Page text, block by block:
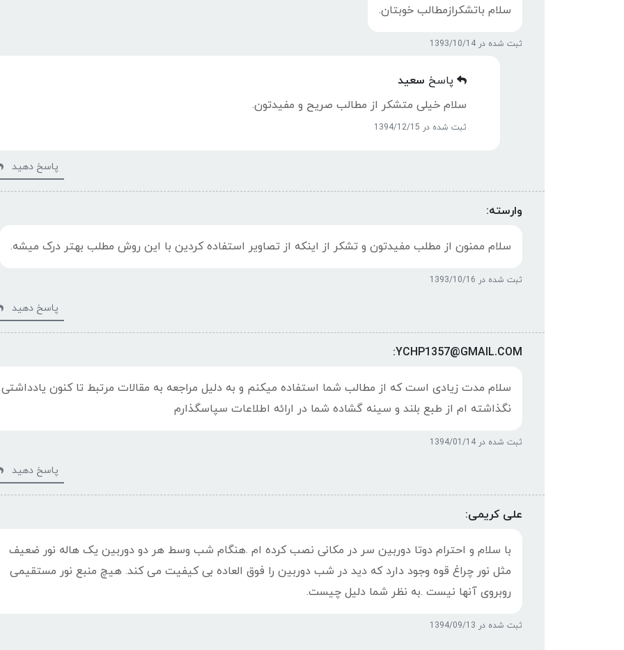
سلام باتشکرازمطالب خوبتان.
ثبت شده در 1393/10/14
پاسخ سعید
سلام خیلی متشکر از مطالب صریح و مفیدتون.
ثبت شده در 1394/12/15
پاسخ دهید
وارسته:
سلام ممنون از مطلب مفیدتون و تشکر از اینکه از تصاویر استفاده کردین با این روش مطلب بهتر درک میشه.
ثبت شده در 1393/10/16
پاسخ دهید
YCHP1357@GMAIL.COM:
سلام مدت زیادی است که از مطالب شما استفاده میکنم و به دلیل مراجعه به مقالات مرتبط تا کنون یادداشتی
نگذاشته ام از طبع بلند و سینه گشاده شما در ارائه اطلاعات سپاسگذارم
ثبت شده در 1394/01/14
پاسخ دهید
علی کریمی:
با سلام و احترام دوتا دوربین سر در مکانی نصب کرده ام .هنگام شب وسط هر دو دوربین یک هاله نور ضعیف
مثل نور چراغ قوه وجود دارد که دید در شب دوربین را فوق العاده بی کیفیت می کند. هیچ منبع نور مستقیمی
روبروی آنها نیست .به نظر شما دلیل چیست.
ثبت شده در 1394/09/13